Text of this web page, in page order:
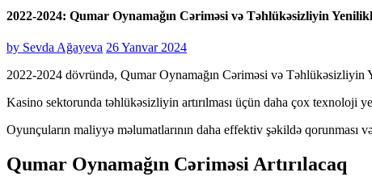
2022-2024: Qumar Oynamağın Cəriməsi və Təhlükəsizliyin
by Sevda Ağayeva 26 Yanvar 2024
2022-2024 dövründə, Qumar Oynamağın Cəriməsi və
Kasino sektorunda təhlükəsizliyin artırılması üçün daha çox texnoloji
Oyunçuların maliyyə məlumatlarının daha effektiv şəkildə
Qumar Oynamağın Cəriməsi Artırılacaq